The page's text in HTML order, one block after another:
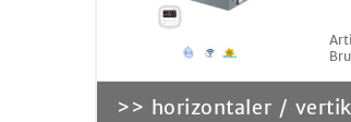
>> horizontaler /